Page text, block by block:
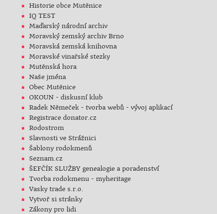
Historie obce Mutěnice
IQ TEST
Maďarský národní archiv
Moravský zemský archiv Brno
Moravská zemská knihovna
Moravské vinařské stezky
Mutěnská hora
Naše jména
Obec Mutěnice
OKOUN - diskusní klub
Radek Němeček - tvorba webů - vývoj aplikací
Registrace donator.cz
Rodostrom
Slavnosti ve Strážnici
Šablony rodokmenů
Seznam.cz
ŠEFČÍK SLUŽBY genealogie a poradenství
Tvorba rodokmenu - myheritage
Vasky trade s.r.o.
Vytvoř si stránky
Zákony pro lidi